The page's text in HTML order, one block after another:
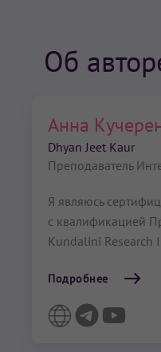
Об
Анна
Dhyan Jeet Kaur
Преподаватель
Я являюсь
с квалификацией
Kundalini Research
Подробнее